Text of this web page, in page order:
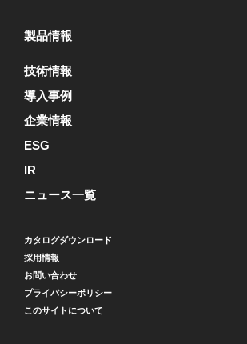
製品情報
技術情報
導入事例
企業情報
ESG
IR
ニュース一覧
カタログダウンロード
採用情報
お問い合わせ
プライバシーポリシー
このサイトについて